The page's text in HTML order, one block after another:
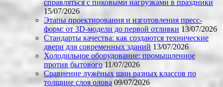
справляться с пиковыми нагрузками в праздники
15/07/2026
Этапы проектирования и изготовления пресс-
форм: от 3D-модели до первой отливки 13/07/2026
Стандарты качества: как создаются технические
двери для современных зданий 13/07/2026
Холодильное оборудование: промышленное
против бытового 11/07/2026
Сравнение лужёных шин разных классов по
толщине слоя олова 09/07/2026